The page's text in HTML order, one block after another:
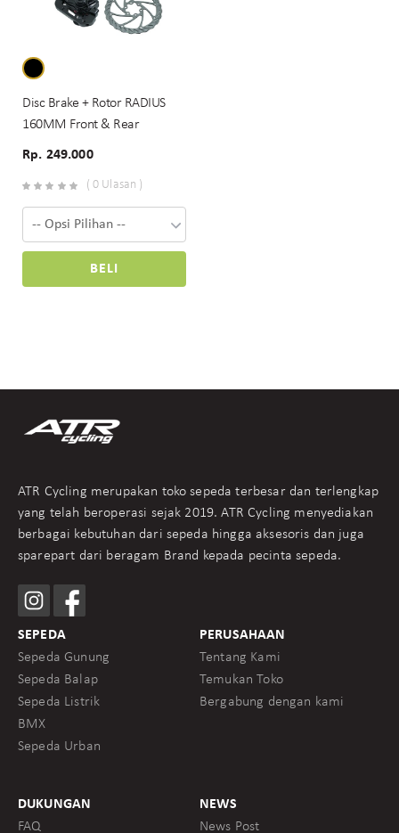
Disc Brake + Rotor RADIUS
160MM Front & Rear
Rp. 249.000
( 0 Ulasan )
BELI
ATR Cycling merupakan toko sepeda terbesar dan terlengkap
yang telah beroperasi sejak 2019. ATR Cycling menyediakan
berbagai kebutuhan dari sepeda hingga aksesoris dan juga
sparepart dari beragam Brand kepada pecinta sepeda.
SEPEDA
Sepeda Gunung
Sepeda Balap
Sepeda Listrik
BMX
Sepeda Urban
PERUSAHAAN
Tentang Kami
Temukan Toko
Bergabung dengan kami
DUKUNGAN
FAQ
NEWS
News Post